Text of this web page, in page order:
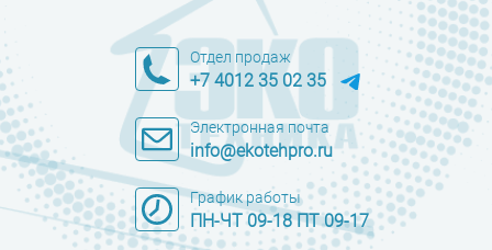
Отдел продаж
+7 4012 35 02 35
Электронная почта
info@ekotehpro.ru
График работы
ПН-ЧТ 09-18 ПТ 09-17